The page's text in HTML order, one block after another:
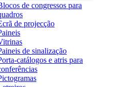
de congressos para
de projecção
de sinalização
catálogos e atris para